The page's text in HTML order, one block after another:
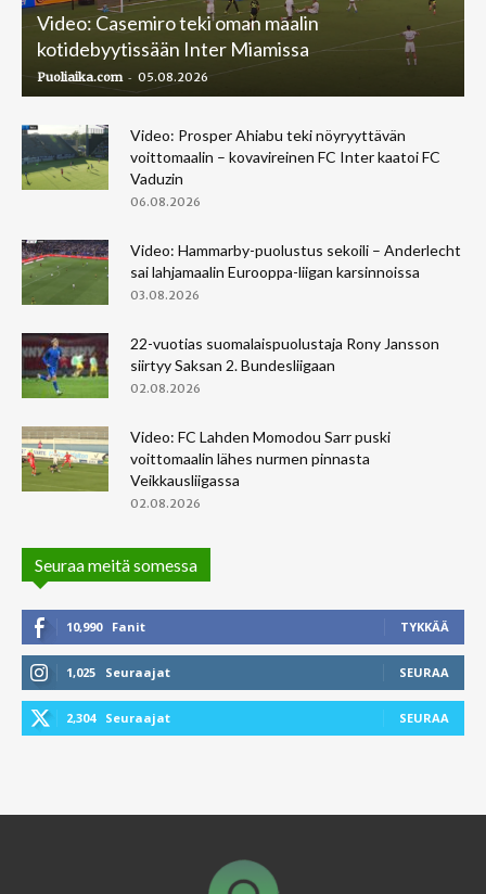
Video: Casemiro teki oman maalin
kotidebyytissään Inter Miamissa
Puoliaika.com - 05.08.2026
Video: Prosper Ahiabu teki nöyryyttävän
voittomaalin – kovavireinen FC Inter kaatoi FC
Vaduzin
06.08.2026
Video: Hammarby-puolustus sekoili – Anderlecht
sai lahjamaalin Eurooppa-liigan karsinnoissa
03.08.2026
22-vuotias suomalaispuolustaja Rony Jansson
siirtyy Saksan 2. Bundesliigaan
02.08.2026
Video: FC Lahden Momodou Sarr puski
voittomaalin lähes nurmen pinnasta
Veikkausliigassa
02.08.2026
Seuraa meitä somessa
10,990 Fanit TYKKÄÄ
1,025 Seuraajat SEURAA
2,304 Seuraajat SEURAA